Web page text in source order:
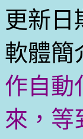
更新日
軟體簡
作自動
來，等